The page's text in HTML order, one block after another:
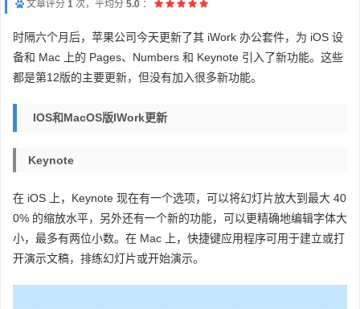
文章评分 1 次，平均分 5.0 ：
时隔六个月后，苹果公司今天更新了其 iWork 办公套件，为 iOS 设
备和 Mac 上的 Pages、Numbers 和 Keynote 引入了新功能。这些
都是第12版的主要更新，但没有加入很多新功能。
IOS和macOS版iWork更新
Keynote
在 iOS 上，Keynote 现在有一个选项，可以将幻灯片放大到最大 40
0% 的缩放水平，另外还有一个新的功能，可以更精确地编辑字体大
小，最多有两位小数。在 Mac 上，快捷键应用程序可用于建立或打
开演示文稿，排练幻灯片或开始演示。